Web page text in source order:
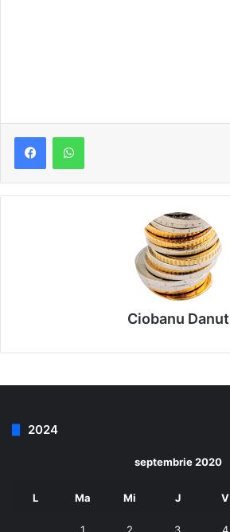
Ciobanu Danut
2024
septembrie 2020
L Ma Mi J V